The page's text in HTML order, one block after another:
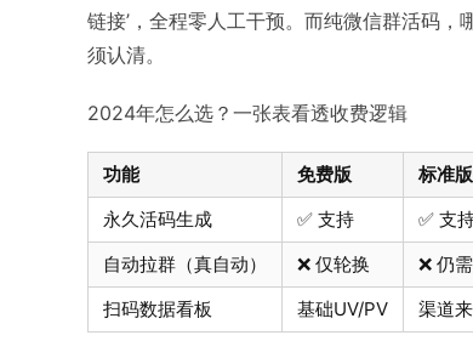
链接’，全程零人工干预。而纯微信群活码
须认清。
2024年怎么选？一张表看透收费逻辑
功能 免费版 标准
永久活码生成
✅ 支持 ✅ 支
自动拉群（真自动）
❌ 仅轮换 ❌ 仍
扫码数据看板
基础UV/PV 渠道